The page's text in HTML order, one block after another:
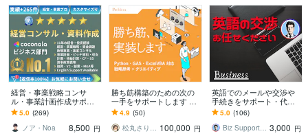
経営・事業戦略コンサ
ル・事業計画作成サポー
トします 億円超の資金調
達・実績多数 | 経営13年
のプロがサポート
5.0 (269)
ノア・Noa
8,500 円
勝ち筋構築のための次の
一手をサポートします Pyt
hon・GAS・ExcelVBA対
応、デザイン支援も
4.9 (50)
松丸さりり｜シネステティカ 100,000 円
英語でのメールや交渉や
手続きをサポート・代行
します 【プロにお任せ】
海外との英文やり取り/問
合せ/手続き
5.0 (106)
Biz Support 阿形 清治 3,000 円